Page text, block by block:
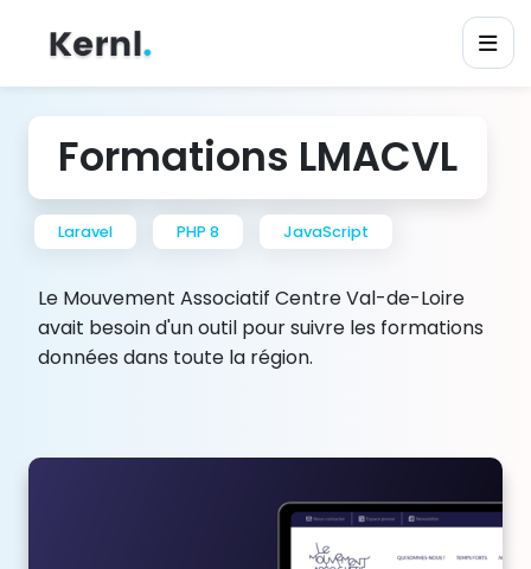
Formations LMACVL
Laravel PHP 8 JavaScript
Le Mouvement Associatif Centre Val-de-Loire
avait besoin d'un outil pour suivre les formations
données dans toute la région.